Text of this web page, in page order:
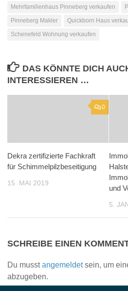
Mehrfamilienhaus Pinneberg verkaufen
Pinneberg Makler
Quickborn Haus
Schenefeld Wohnung verkaufen
DAS KÖNNTE DICH
INTERESSIEREN …
0
Dekra zertifizierte Fachkraft
für Schimmelpilzbeseitigung
15. MAI 2019
und
5.
SCHREIBE EINEN
Du musstangemeldetsein, um
abzugeben.